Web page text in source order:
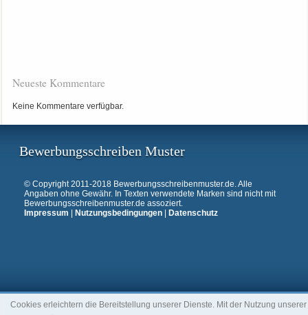
Neueste Kommentare
Keine Kommentare verfügbar.
Bewerbungsschreiben Muster
© Copyright 2011-2018 Bewerbungsschreibenmuster.de. Alle
Angaben ohne Gewähr. In Texten verwendete Marken sind nicht mit
Bewerbungsschreibenmuster.de assoziert.
Impressum
Nutzungsbedingungen Datenschutz
Cookies erleichtern die Bereitstellung unserer Dienste. Mit der Nutzung unserer